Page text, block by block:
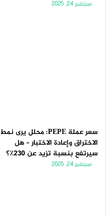
سبتمبر 24, 2025
سعر عملة PEPE: محلل يرى نمط
الاختراق وإعادة الاختبار – هل
سيرتفع بنسبة تزيد عن 230٪؟
سبتمبر 24, 2025